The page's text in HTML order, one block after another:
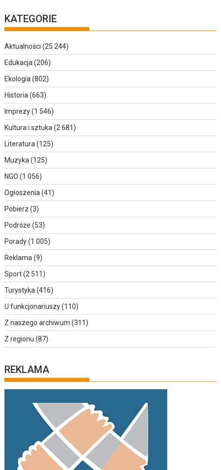
KATEGORIE
Aktualności (25 244)
Edukacja (206)
Ekologia (802)
Historia (663)
Imprezy(1 546)
Kultura i sztuka (2 681)
Literatura (125)
Muzyka (125)
NGO (1 056)
Ogłoszenia (41)
Pobierz (3)
Podróże (53)
Porady(1 005)
Reklama (9)
Sport(2 511)
Turystyka (416)
U funkcjonariuszy(110)
Z naszego archiwum (311)
Z regionu (87)
REKLAMA